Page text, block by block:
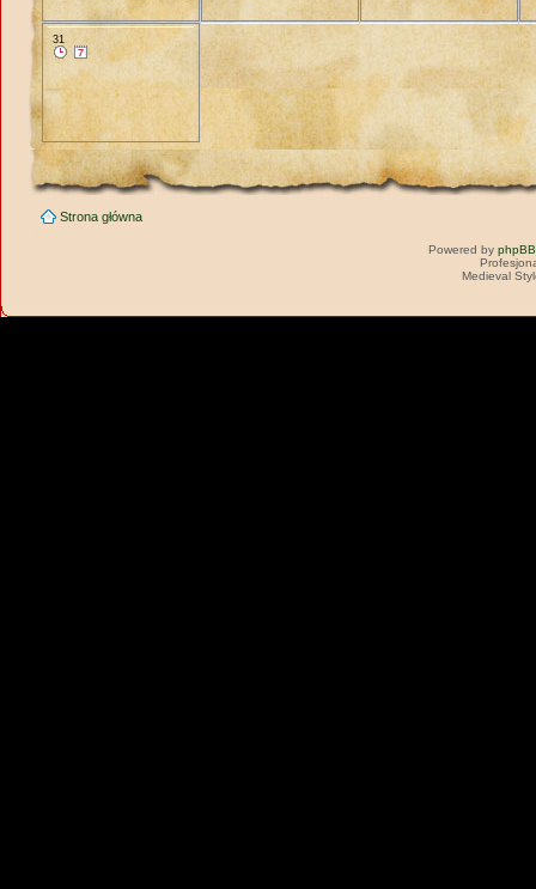
31
Strona główna
Powered by phpBB
Medieval